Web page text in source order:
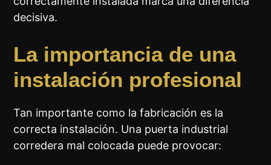
decisiva.
La importancia de una
instalación profesional
Tan importante como la fabricación es la
correcta instalación. Una puerta industrial
corredera mal colocada puede provocar: